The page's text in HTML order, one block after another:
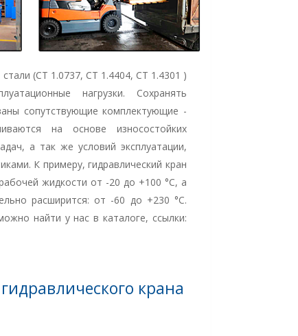
(СТ 1.0737, СТ 1.4404, СТ 1.4301 )
нагрузки. Сохранять
сопутствующие комплектующие -
на основе износостойких
а так же условий эксплуатации,
К примеру, гидравлический кран
жидкости от -20 до +100 °C, а
расширится: от -60 до +230 °C.
найти у нас в каталоге, ссылки:
крана